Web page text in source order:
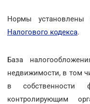
Нормы
Налогового кодекса.
База
недвижимости, в том
в собственности
контролирующим